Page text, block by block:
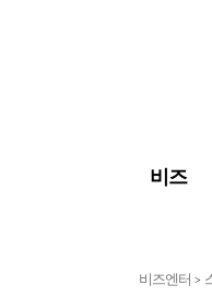
비즈
비즈엔터 >